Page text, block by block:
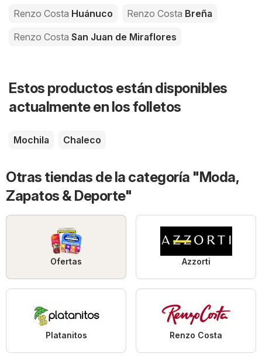
Renzo Costa Huánuco Renzo Costa Breña
Renzo Costa San Juan de Miraflores
Estos productos están disponibles
actualmente en los folletos
Mochila Chaleco
Otras tiendas de la categoría "Moda,
Zapatos & Deporte"
Ofertas Azzorti
Platanitos Renzo Costa